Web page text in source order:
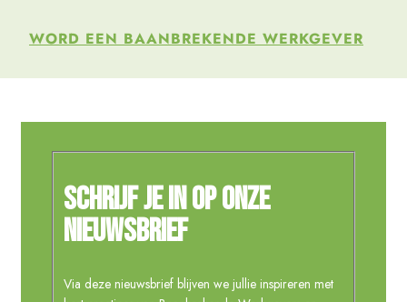
WORD EEN BAANBREKENDE WERKGEVER